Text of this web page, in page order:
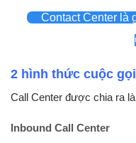
Contact Center là
2 hình thức cuộc
Call Center được chia ra
Inbound Call Center